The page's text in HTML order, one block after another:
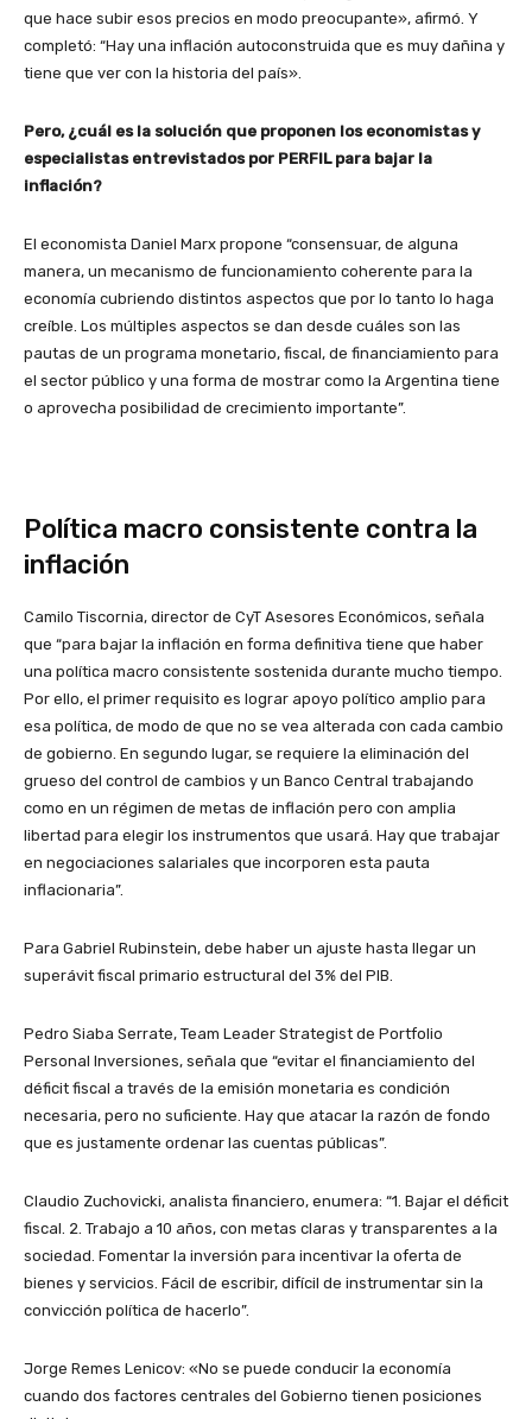
que hace subir esos precios en modo preocupante», afirmó. Y
completó: “Hay una inflación autoconstruida que es muy dañina y
tiene que ver con la historia del país».
Pero, ¿cuál es la solución que proponen los economistas y
especialistas entrevistados por PERFIL para bajar la
inflación?
El economista Daniel Marx propone “consensuar, de alguna
manera, un mecanismo de funcionamiento coherente para la
economía cubriendo distintos aspectos que por lo tanto lo haga
creíble. Los múltiples aspectos se dan desde cuáles son las
pautas de un programa monetario, fiscal, de financiamiento para
el sector público y una forma de mostrar como la Argentina tiene
o aprovecha posibilidad de crecimiento importante”.
Política macro consistente contra la
inflación
Camilo Tiscornia, director de CyT Asesores Económicos, señala
que “para bajar la inflación en forma definitiva tiene que haber
una política macro consistente sostenida durante mucho tiempo.
Por ello, el primer requisito es lograr apoyo político amplio para
esa política, de modo de que no se vea alterada con cada cambio
de gobierno. En segundo lugar, se requiere la eliminación del
grueso del control de cambios y un Banco Central trabajando
como en un régimen de metas de inflación pero con amplia
libertad para elegir los instrumentos que usará. Hay que trabajar
en negociaciones salariales que incorporen esta pauta
inflacionaria”.
Para Gabriel Rubinstein, debe haber un ajuste hasta llegar un
superávit fiscal primario estructural del 3% del PIB.
Pedro Siaba Serrate, Team Leader Strategist de Portfolio
Personal Inversiones, señala que “evitar el financiamiento del
déficit fiscal a través de la emisión monetaria es condición
necesaria, pero no suficiente. Hay que atacar la razón de fondo
que es justamente ordenar las cuentas públicas”.
Claudio Zuchovicki, analista financiero, enumera: “1. Bajar el déficit
fiscal. 2. Trabajo a 10 años, con metas claras y transparentes a la
sociedad. Fomentar la inversión para incentivar la oferta de
bienes y servicios. Fácil de escribir, difícil de instrumentar sin la
convicción política de hacerlo”.
Jorge Remes Lenicov: «No se puede conducir la economía
cuando dos factores centrales del Gobierno tienen posiciones